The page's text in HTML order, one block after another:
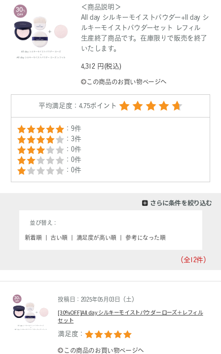
＜商品説明＞
All day シルキーモイストパウダー+ll day シ
ルキーモイストパウダーセット レフィル
生産終了商品です。在庫限りで販売を終了
いたします。
4,312 円(税込)
この商品のお買い物ページへ
平均満足度：4.75ポイント
：9件
：3件
：0件
：0件
：0件
さらに条件を絞り込む
並び替え
新着順 古い順 満足度が高い順 参考になった順
（全12件）
投稿日：2025年05月03日（土）
[30%OFF]All day シルキーモイストパウダー ローズ＋レフィル
セット
満足度：
この商品のお買い物ページへ